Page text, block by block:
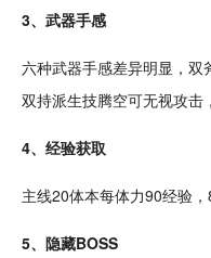
3、武器手感
六种武器手感差异明显，双
双持派生技腾空可无视攻击
4、经验获取
主线20体本每体力90经验，
5、隐藏BOSS